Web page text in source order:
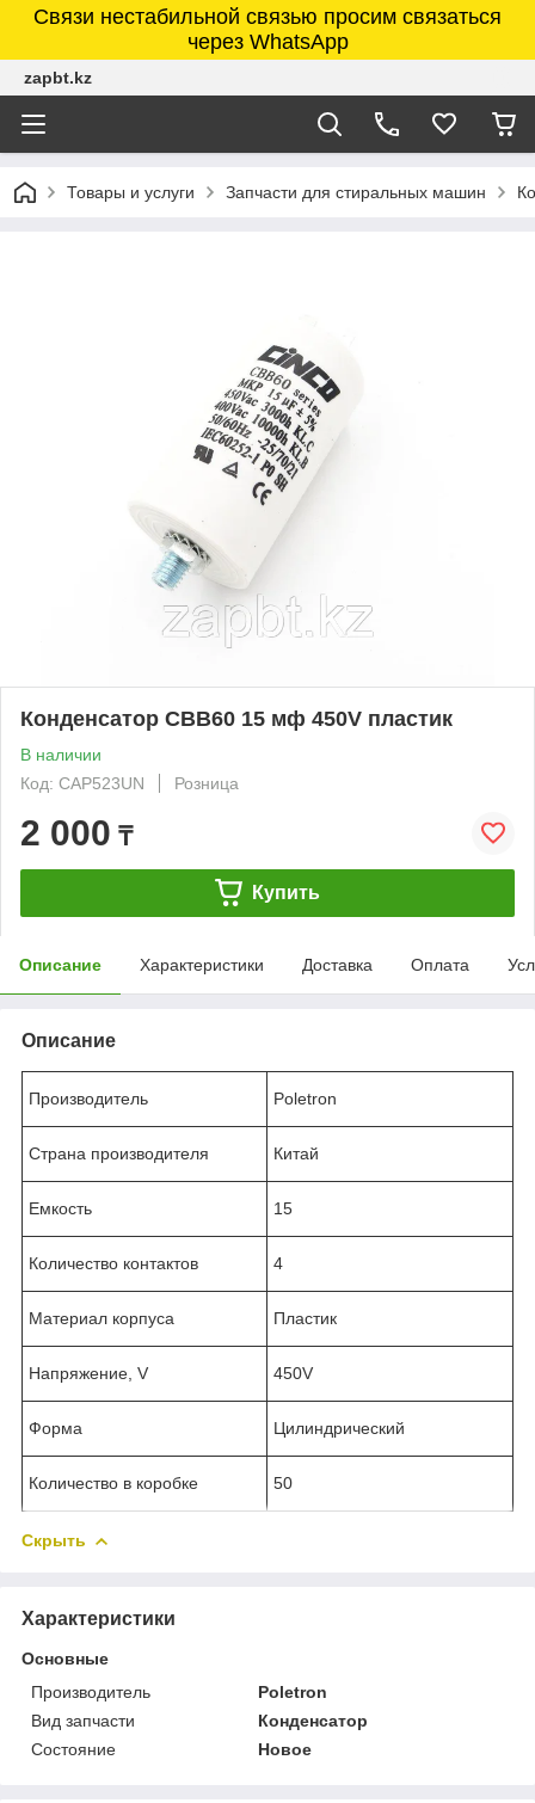
Связи нестабильной связью просим связаться
через WhatsApp
zapbt.kz
Товары и услуги Запчасти для стиральных машин
Конденсатор CBB60 15 мф 450V пластик
В наличии
Код: CAP523UN
Розница
2 000 ₸
Купить
Описание Характеристики Доставка Оплата
Описание
Производитель Poletron
Страна производителя Китай
Емкость 15
Количество контактов 4
Материал корпуса Пластик
Напряжение, V 450V
Форма Цилиндрический
Количество в коробке 50
Скрыть
Характеристики
Основные
Производитель
Poletron
Вид запчасти
Конденсатор
Состояние
Новое